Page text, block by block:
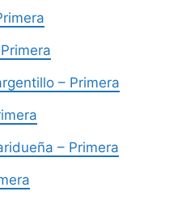
– Primera
– Primera